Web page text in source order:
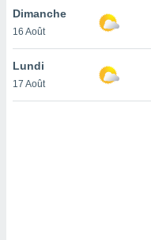
de
Dimanche
16 Août
Lundi
17 Août